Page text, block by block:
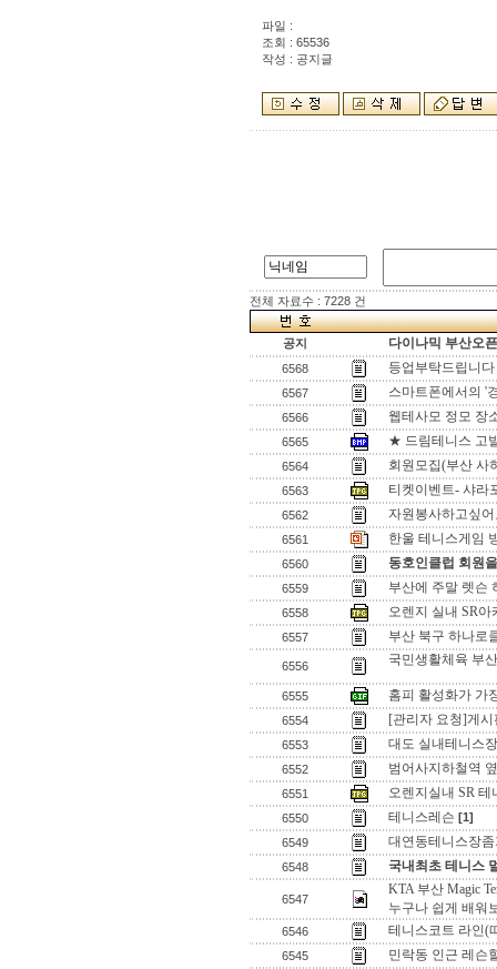
파일 :
조회 : 65536
작성 : 공지글
전체 자료수 : 7228 건
공지 다이나믹 부산오
6568 등업부탁드립니다
6567 스마트폰에서의 '
6566 웹테사모 정모 장
6565 ★ 드림테니스 고
6564 회원모집(부산 사
6563 티켓이벤트- 샤라
6562 자원봉사하고싶
6561 한울 테니스게임
6560 동호인클럽 회원
6559 부산에 주말 렛슨
6558 오렌지 실내 SR
6557 부산 북구 하나로
6556 국민생활체육 부
6555 홈피 활성화가 가
6554 [관리자 요청]게
6553 대도 실내테니스
6552 범어사지하철역
6551 오렌지실내 SR
6550 테니스레슨 [1]
6549
대연동테니스장
6548 국내최초 테니스
6547
KTA 부산 Magic
누구나 쉽게 배워
6546 테니스코트 라인(
6545 민락동 인근 레슨